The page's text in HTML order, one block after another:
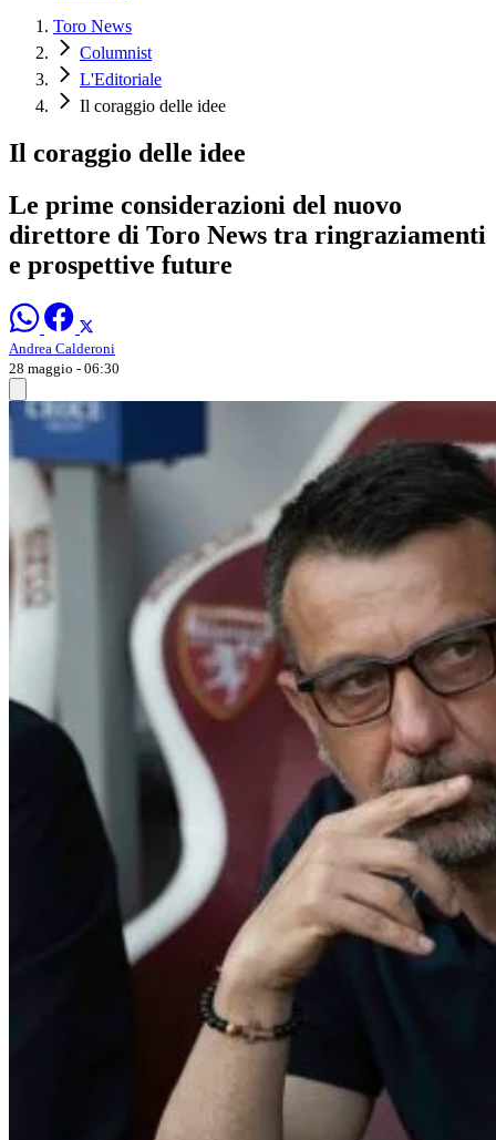
Toro News
Columnist
L'Editoriale
Il coraggio delle idee
Il coraggio delle idee
Le prime considerazioni del nuovo
direttore di Toro News tra ringraziamenti
e prospettive future
Andrea Calderoni
28 maggio - 06:30